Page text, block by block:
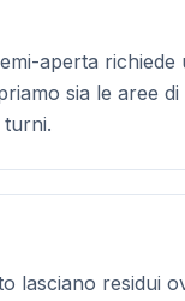
aperta
sia le aree
lasciano residui